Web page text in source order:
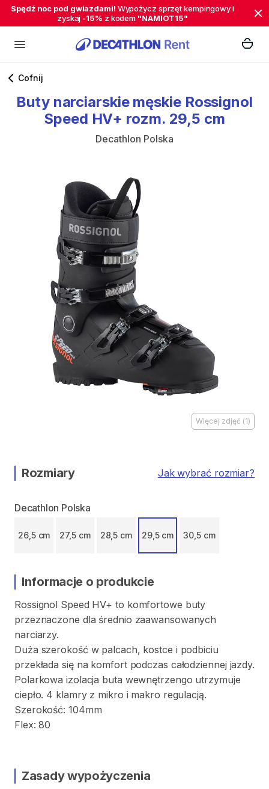
Spędź noc pod gwiazdami! Wypożycz sprzęt kempingowy i
zyskaj -15% z kodem "NAMIOT15"
Cofnij
Buty narciarskie męskie Rossignol
Speed HV+ rozm. 29​​,​​5 cm
Decathlon Polska
Więcej zdjęć (1)
Rozmiary Jak wybrać rozmiar?
Decathlon Polska
26,5 cm 27,5 cm 28,5 cm 29,5 cm 30,5 cm
Informacje o produkcie
Rossignol Speed HV+ to komfortowe buty
przeznaczone dla średnio zaawansowanych
narciarzy.
Duża szerokość w palcach​,​ kostce i podbiciu
przekłada się na komfort podczas całodziennej jazdy.
Polarkowa izolacja buta wewnętrzengo utrzymuje
ciepło. 4 klamry z mikro i makro regulacją.
Szerokość: 104mm
Flex: 80
Zasady wypożyczenia